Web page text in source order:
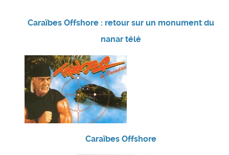
Caraïbes Offshore : retour sur un monument du
nanar télé
Caraïbes Offshore